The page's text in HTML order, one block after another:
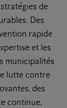
de
Des
rapide
et les
municipalités
lutte contre
des
continue,